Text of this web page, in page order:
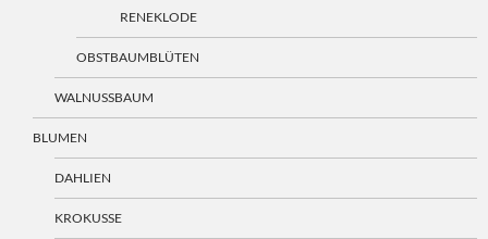
RENEKLODE
OBSTBAUMBLÜTEN
WALNUSSBAUM
BLUMEN
DAHLIEN
KROKUSSE